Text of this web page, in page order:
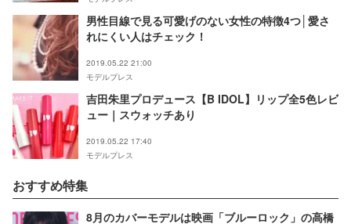
男性目線で見る可愛げのない女性の特徴4つ│愛さ
れにくい人はチェック！
2019.05.22 21:00
モデルプレス
吉田朱里プロデュース【B IDOL】リップ全5色レビ
ュー｜スウォッチあり
2019.05.22 17:40
モデルプレス
おすすめ特集
8月のカバーモデルは映画「ブルーロック」の高橋